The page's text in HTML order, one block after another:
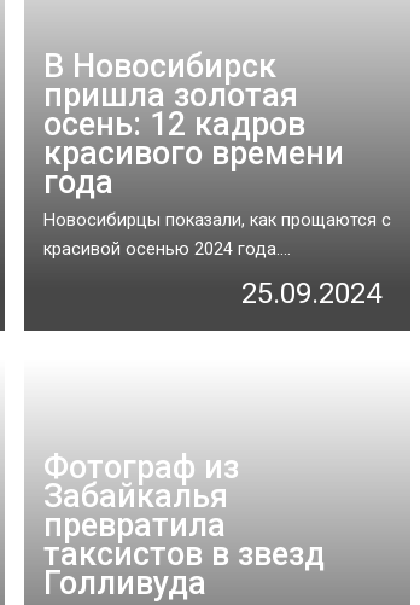
В Новосибирск
пришла золотая
осень: 12 кадров
красивого времени
года
Новосибирцы показали, как прощаются с
красивой осенью 2024 года....
25.09.2024
Фотограф из
Забайкалья
превратила
таксистов в звезд
Голливуда